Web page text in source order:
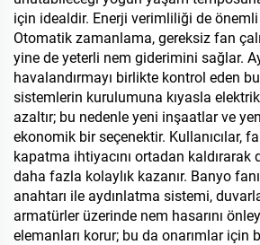
için idealdir. Enerji verimliliği de önemli
Otomatik zamanlama, gereksiz fan
yine de yeterli nem giderimini sağlar.
havalandırmayı birlikte kontrol eden bu
sistemlerin kurulumuna kıyasla
azaltır; bu nedenle yeni inşaatlar ve
ekonomik bir seçenektir. Kullanıcılar,
kapatma ihtiyacını ortadan
daha fazla kolaylık kazanır. Banyo
anahtarı ile aydınlatma sistemi,
armatürler üzerinde nem hasarını
elemanları korur; bu da onarımlar için